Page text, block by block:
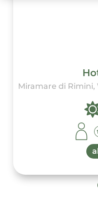
Miramare di Rimini,